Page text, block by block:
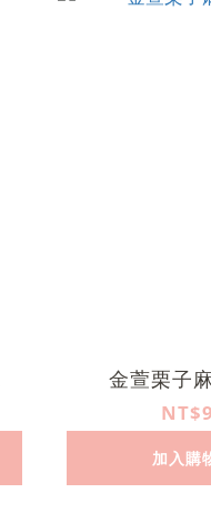
金萱栗子
加入購